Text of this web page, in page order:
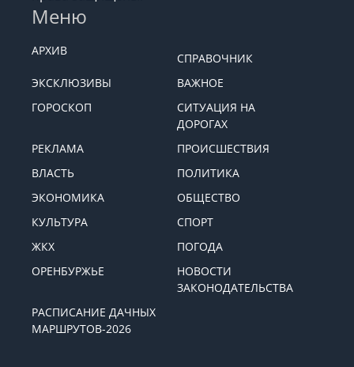
Меню
АРХИВ
СПРАВОЧНИК
ЭКСКЛЮЗИВЫ
ВАЖНОЕ
ГОРОСКОП
СИТУАЦИЯ НА
ДОРОГАХ
РЕКЛАМА
ПРОИСШЕСТВИЯ
ВЛАСТЬ
ПОЛИТИКА
ЭКОНОМИКА
ОБЩЕСТВО
КУЛЬТУРА
СПОРТ
ЖКХ
ПОГОДА
ОРЕНБУРЖЬЕ
НОВОСТИ
ЗАКОНОДАТЕЛЬСТВА
РАСПИСАНИЕ ДАЧНЫХ
МАРШРУТОВ-2026